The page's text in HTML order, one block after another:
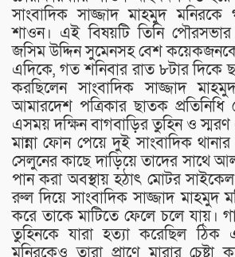
সাংবাদিক সাজ্জাদ মাহমুদ
শাওন। এই বিষয়টি তিনি পৌরসভার
জসিম উদ্দিন সুমেনসহ বেশ
এদিকে, গত শনিবার রাত ৮টার দিকে
করছিলেন সাংবাদিক সাজ্জাদ
আমারদেশ পত্রিকার ছাতক
এসময় দক্ষিন বাগবাড়ির তুহিন ও স্মরণ
মান্না ফোন পেয়ে দুই সাংবাদিক
সেলুনের কাছে দাড়িয়ে তাদের সাথে
পান করা অবস্থায় হঠাৎ মোটর
রুল দিয়ে সাংবাদিক সাজ্জাদ মাহমুদ
করে তাকে মাটিতে ফেলে চলে যায়।
তুহিনকে যারা হত্যা করেছিল
মনিরকেও তারা প্রাণে মারার চেষ্টা